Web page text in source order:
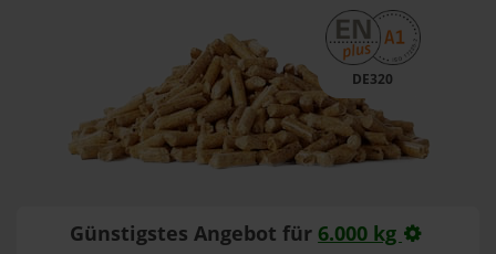
DE320
Günstigstes Angebot für 6.000 kg